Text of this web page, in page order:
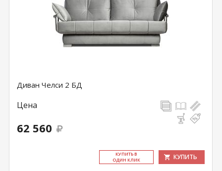
Диван Челси 2 БД
Цена
62 560
КУ­ПИТЬ В
ОДИН КЛИК
КУПИТЬ